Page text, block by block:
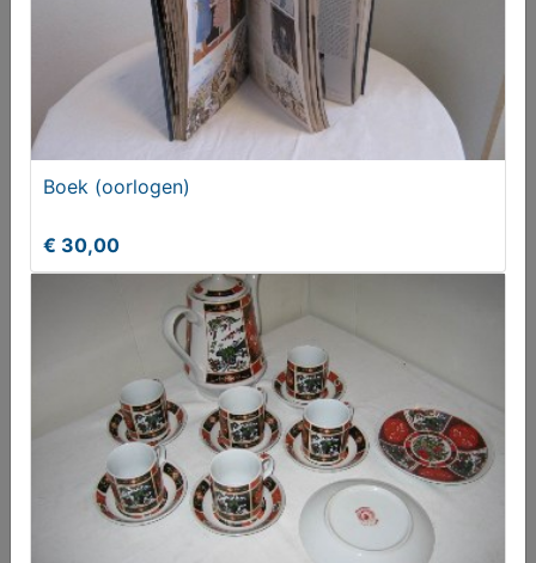
Gereedschap (oud)
€ 20,00
Vintage ambulance jaren 50
Boek (oorlogen)
€ 30,00